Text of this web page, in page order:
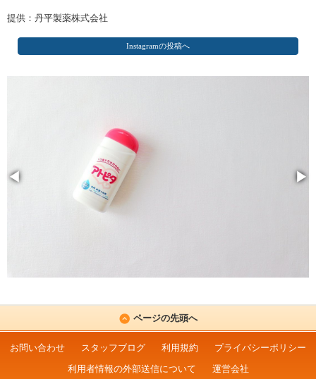
提供：丹平製薬株式会社
Instagramの投稿へ
◀ ▶
ページの先頭へ
お問い合わせ スタッフブログ 利用規約
プライバシーポリシー
利用者情報の外部送信について
運営会社